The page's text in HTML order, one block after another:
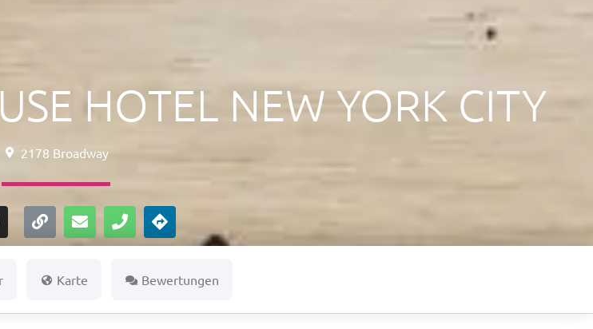
HOTEL NEW YORK CITY
2178 Broadway
Karte Bewertungen